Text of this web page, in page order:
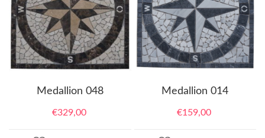
Medallion 048
€329,00
Medallion 014
€159,00